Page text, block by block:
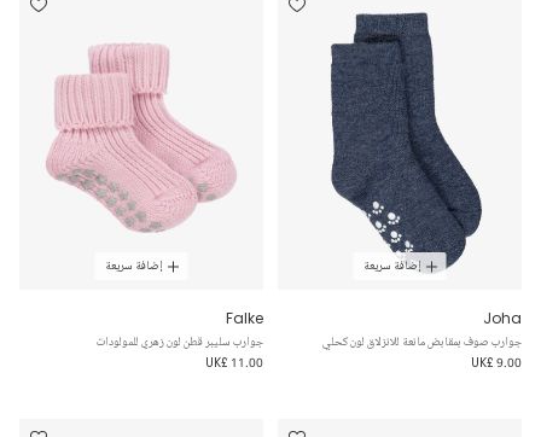
إضافة سريعة
Joha
جوارب صوف بمقابض مانعة للانزلاق لون كحلي
UK£ 9.00
إضافة سريعة
Falke
جوارب سليبر قطن لون زهري للمولودات
UK£ 11.00